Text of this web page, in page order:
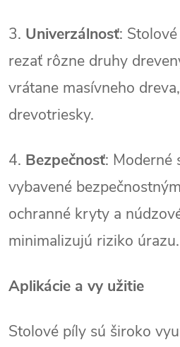
3. Univerzálnosť:
rezať rôzne druhy
vrátane masívneho
drevotriesky.
4. Bezpečnosť: Moderné
vybavené
ochranné kryty a
minimalizujú riziko úrazu.
Aplikácie a vy užitie
Stolové píly sú široko